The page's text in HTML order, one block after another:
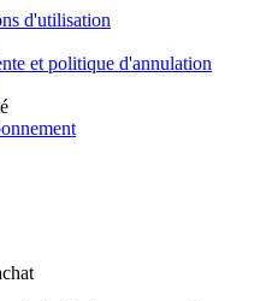
d'utilisation
et politique d'annulation